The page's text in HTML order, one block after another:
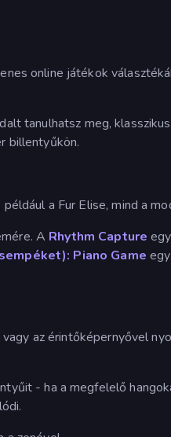
online játékok
tanulhatsz meg,
billentyűkön.
a Fur Elise, mind a
A Rhythm Capture
Piano Game
az érintőképernyővel
- ha a megfelelő